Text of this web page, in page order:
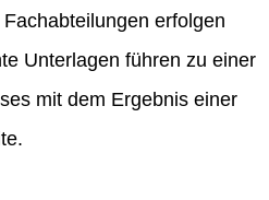
erfolgen
Unterlagen führen zu einer
mit dem Ergebnis einer